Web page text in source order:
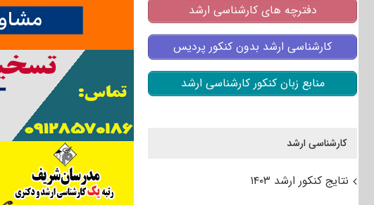
دفترچه های کارشناسی ارشد
کارشناسی ارشد بدون کنکور پردیس
منابع زبان کنکور کارشناسی ارشد
کارشناسی ارشد
نتایج کنکور ارشد ۱۴۰۳